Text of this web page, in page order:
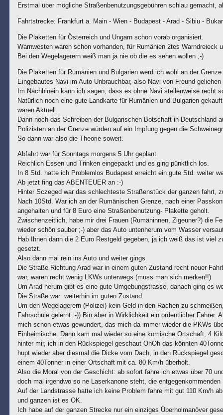
Erstmal über mögliche Straßenbenutzungsgebühren schlau gemacht,
Fahrtstrecke: Frankfurt a. Main - Wien - Budapest - Arad - Sibiu -
Die Plaketten für Österreich und Ungarn schon vorab organisiert.
Warnwesten waren schon vorhanden, für Rumänien 2tes Warndreieck
Bei den Wegelagerern weiß man ja nie ob die es sehen wollen ;-)
Die Plaketten für Rumänien und Bulgarien werd ich wohl an der
Eingebautes Navi im Auto Unbrauchbar, also Navi von Freund
Im Nachhinein kann ich sagen, dass es ohne Navi stellenweise recht
Natürlich noch eine gute Landkarte für Rumänien und Bulgarien
waren Aktuell.
Dann noch das Schreiben der Bulgarischen Botschaft in Deutschland
Polizisten an der Grenze würden auf ein Impfung gegen die
So dann war also die Theorie soweit.
Abfahrt war für Sonntags morgens 5 Uhr geplant
Reichlich Essen und Trinken eingepackt und es ging pünktlich los.
In 8 Std. hatte ich Problemlos Budapest erreicht ein gute Std. weiter
Ab jetzt fing das ABENTEUER an :-)
Hinter Sczeged war das schlechteste Straßenstück der ganzen fahrt,
Nach 10Std. War ich an der Rumänischen Grenze, nach einer
angehalten und für 8 Euro eine Straßenbenutzung- Plakette geholt.
Zwischenzeitlich, habe mir drei Frauen (Rumäninnen, Zigeuner?) die
wieder schön sauber ;-) aber das Auto untenherum vom Wasser
Hab Ihnen dann die 2 Euro Restgeld gegeben, ja ich weiß das ist viel
gesetzt.
Also dann mal rein ins Auto und weiter gings.
Die Straße Richtung Arad war in einem guten Zustand recht neuer
war, waren recht wenig LKWs unterwegs (muss man sich merken!!)
Um Arad herum gibt es eine gute Umgebungstrasse, danach ging es
Die Straße war weiterhin im guten Zustand.
Um den Wegelagerern (Polizei) kein Geld in den Rachen zu
Fahrschule gelernt :-)) Bin aber in Wirklichkeit ein ordentlicher
mich schon etwas gewundert, das mich da immer wieder die PKWs
Einheimische. Dann kam mal wieder so eine komische Ortschaft, 4
hinter mir, ich in den Rückspiegel geschaut OhOh das könnten
hupt wieder aber diesmal die Dicke vom Dach, in den Rückspiegel
einem 40Tonner in einer Ortschaft mit ca. 80 Km/h überholt.
Also die Moral von der Geschicht: ab sofort fahre ich etwas über 70
doch mal irgendwo so ne Laserkanone steht, die
Auf der Landstrasse hatte ich keine Problem fahre mit gut 110 Km/h
und ganzen ist es OK.
Ich habe auf der ganzen Strecke nur ein einziges Überholmanöver